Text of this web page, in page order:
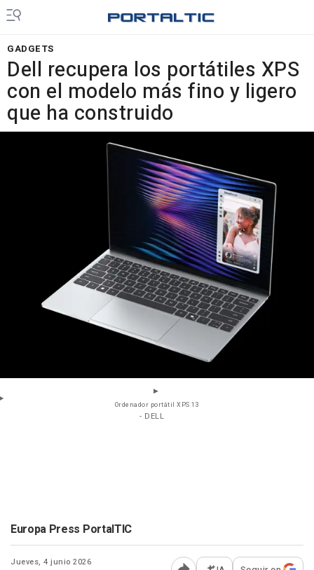
GADGETS
Dell recupera los portátiles XPS
con el modelo más fino y ligero
que ha construido
Ordenador portátil XPS 13
- DELL
Europa Press PortalTIC
Jueves, 4 junio 2026